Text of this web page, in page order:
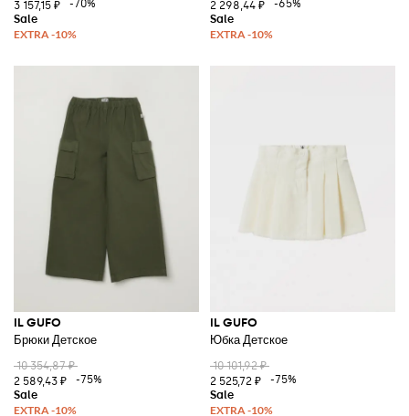
3 157,15 ₽
-70%
2 298,44 ₽
-65%
IL GUFO
Брюки Детское
10 354,87 ₽
2 589,43 ₽
-75%
IL GUFO
Юбка Детское
10 101,92 ₽
2 525,72 ₽
-75%